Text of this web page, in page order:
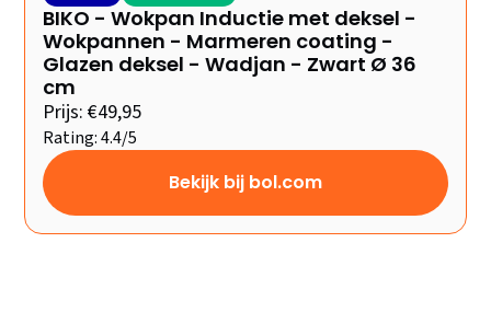
BIKO - Wokpan Inductie met deksel -
Wokpannen - Marmeren coating -
Glazen deksel - Wadjan - Zwart Ø 36
cm
Prijs: €49,95
Rating: 4.4/5
Bekijk bij bol.com